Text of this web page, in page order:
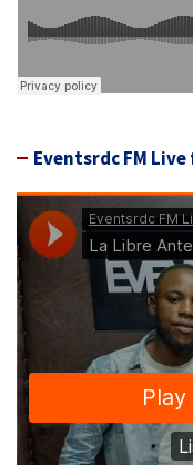
Eventsrdc FM